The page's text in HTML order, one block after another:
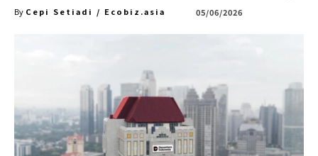
By Cepi Setiadi / Ecobiz.asia 05/06/2026